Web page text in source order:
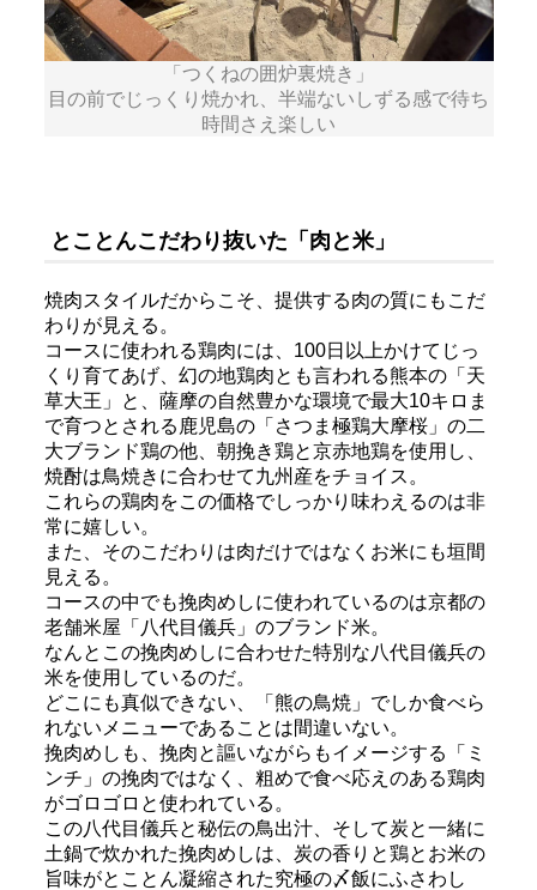
「つくねの囲炉裏焼き」
目の前でじっくり焼かれ、半端ないしずる感で待ち
時間さえ楽しい
とことんこだわり抜いた「肉と米」
焼肉スタイルだからこそ、提供する肉の質にもこだ
わりが見える。
コースに使われる鶏肉には、100日以上かけてじっ
くり育てあげ、幻の地鶏肉とも言われる熊本の「天
草大王」と、薩摩の自然豊かな環境で最大10キロま
で育つとされる鹿児島の「さつま極鶏大摩桜」の二
大ブランド鶏の他、朝挽き鶏と京赤地鶏を使用し、
焼酎は鳥焼きに合わせて九州産をチョイス。
これらの鶏肉をこの価格でしっかり味わえるのは非
常に嬉しい。
また、そのこだわりは肉だけではなくお米にも垣間
見える。
コースの中でも挽肉めしに使われているのは京都の
老舗米屋「八代目儀兵」のブランド米。
なんとこの挽肉めしに合わせた特別な八代目儀兵の
米を使用しているのだ。
どこにも真似できない、「熊の鳥焼」でしか食べら
れないメニューであることは間違いない。
挽肉めしも、挽肉と謳いながらもイメージする「ミ
ンチ」の挽肉ではなく、粗めで食べ応えのある鶏肉
がゴロゴロと使われている。
この八代目儀兵と秘伝の鳥出汁、そして炭と一緒に
土鍋で炊かれた挽肉めしは、炭の香りと鶏とお米の
旨味がとことん凝縮された究極の〆飯にふさわし